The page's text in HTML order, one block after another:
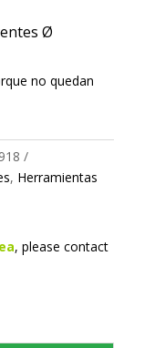
Ø
no quedan
/
, Herramientas
, please contact